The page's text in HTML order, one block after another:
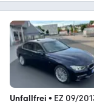
Unfallfrei • EZ 09/